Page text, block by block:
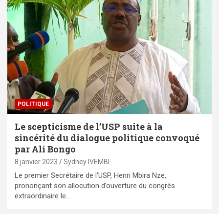
POLITIQUE
Le scepticisme de l’USP suite à la
sincérité du dialogue politique convoqué
par Ali Bongo
8 janvier 2023 Sydney IVEMBI
Le premier Secrétaire de l’USP, Henri Mbira Nze,
prononçant son allocution d’ouverture du congrès
extraordinaire le…